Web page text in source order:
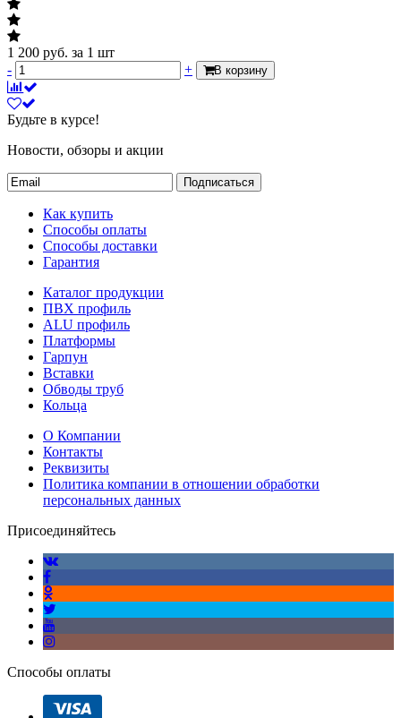
1 200 руб. за 1 шт
-
+ В корзину
Будьте в курсе!
Новости, обзоры и акции
Подписаться
Как купить
Способы оплаты
Способы доставки
Гарантия
Каталог продукции
ПВХ профиль
ALU профиль
Платформы
Гарпун
Вставки
Обводы труб
Кольца
О Компании
Контакты
Реквизиты
Политика компании в отношении обработки
персональных данных
Присоединяйтесь
Способы оплаты